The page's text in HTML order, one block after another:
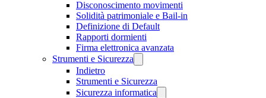
Disconoscimento movimenti
Solidità patrimoniale e Bail-in
Definizione di Default
Rapporti dormienti
Firma elettronica avanzata
Strumenti e Sicurezza
Indietro
Strumenti e Sicurezza
Sicurezza informatica